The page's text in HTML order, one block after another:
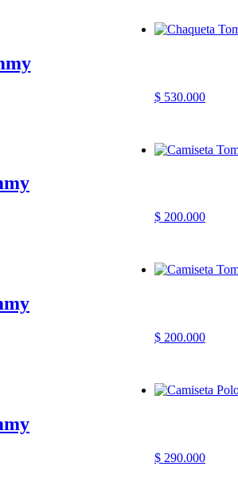
$530.000
$200.000
$200.000
$290.000